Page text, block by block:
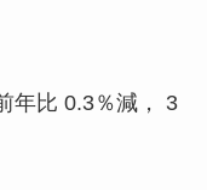
年比 0.3％減， 3